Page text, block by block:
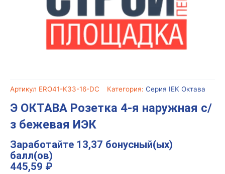
Артикул ERO41-K33-16-DC Категория: Серия IEK Октава
Э ОКТАВА Розетка 4-я наружная с/
з бежевая ИЭК
Заработайте 13,37 бонусный(ых)
балл(ов)
445,59 ₽